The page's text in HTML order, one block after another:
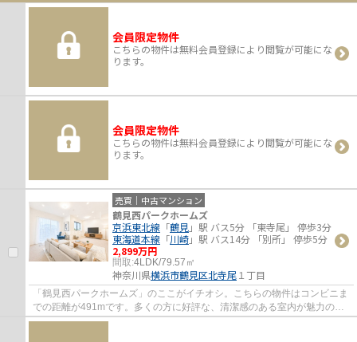
会員限定物件
こちらの物件は無料会員登録により閲覧が可能にな
ります。
会員限定物件
こちらの物件は無料会員登録により閲覧が可能にな
ります。
売買｜中古マンション
鶴見西パークホームズ
京浜東北線 「鶴見」駅 バス5分 「東寺尾」 停歩3分
東海道本線 「川崎」駅 バス14分 「別所」 停歩5分
2,899万円
間取:4LDK/79.57㎡
神奈川県横浜市鶴見区北寺尾１丁目
「鶴見西パークホームズ」のここがイチオシ。こちらの物件はコンビニま
での距離が491mです。多くの方に好評な、清潔感のある室内が魅力の中
古マンションです。不動産をお求めなら、豊...